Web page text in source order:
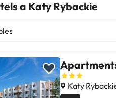
a Katy Rybackie
Katy